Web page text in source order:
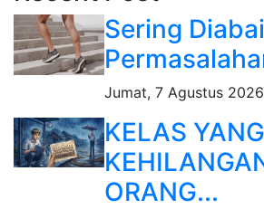
Sering
Jumat, 7 Agustus 2026
KELAS
ORANG...